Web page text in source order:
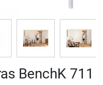
BenchK 711